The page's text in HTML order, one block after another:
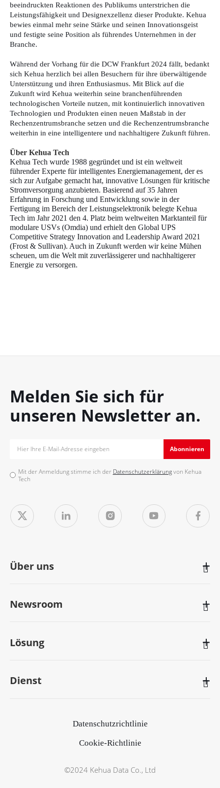
beeindruckten Reaktionen des Publikums unterstrichen die
Leistungsfähigkeit und Designexzellenz dieser Produkte. Kehua
bewies einmal mehr seine Stärke und seinen Innovationsgeist
und festigte seine Position als führendes Unternehmen in der
Branche.
Während der Vorhang für die DCW Frankfurt 2024 fällt, bedankt
sich Kehua herzlich bei allen Besuchern für ihre überwältigende
Unterstützung und ihren Enthusiasmus. Mit Blick auf die
Zukunft wird Kehua weiterhin seine branchenführenden
technologischen Vorteile nutzen, mit kontinuierlich innovativen
Technologien und Produkten einen neuen Maßstab in der
Rechenzentrumsbranche setzen und die Rechenzentrumsbranche
weiterhin in eine intelligentere und nachhaltigere Zukunft führen.
Über Kehua Tech
Kehua Tech wurde 1988 gegründet und ist ein weltweit
führender Experte für intelligentes Energiemanagement, der es
sich zur Aufgabe gemacht hat, innovative Lösungen für kritische
Stromversorgung anzubieten. Basierend auf 35 Jahren
Erfahrung in Forschung und Entwicklung sowie in der
Fertigung im Bereich der Leistungselektronik belegte Kehua
Tech im Jahr 2021 den 4. Platz beim weltweiten Marktanteil für
modulare USVs (Omdia) und erhielt den Global UPS
Competitive Strategy Innovation and Leadership Award 2021
(Frost & Sullivan). Auch in Zukunft werden wir keine Mühen
scheuen, um die Welt mit zuverlässigerer und nachhaltigerer
Energie zu versorgen.
Melden Sie sich für
unseren Newsletter an.
Abonnieren
Mit der Anmeldung stimme ich der Datenschutzerklärungvon Kehua
Tech
Über uns 
Newsroom 
Lösung 
Dienst 
©2024 Kehua Data Co., Ltd
Datenschutzrichtlinie
Cookie-Richtlinie